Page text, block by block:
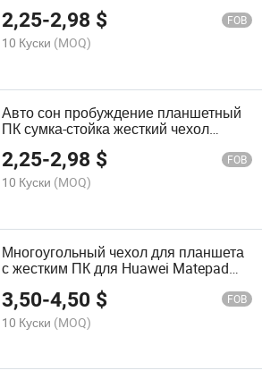
2,25-2,98 $ FOB
10 Куски (MOQ)
Авто сон пробуждение планшетный
ПК сумка-стойка жесткий чехол
фолио для Honor V7 PRO BRT-W09
2,25-2,98 $ FOB
10 Куски (MOQ)
Многоугольный чехол для планшета
с жестким ПК для Huawei Matepad
3,50-4,50 $ FOB
10 Куски (MOQ)